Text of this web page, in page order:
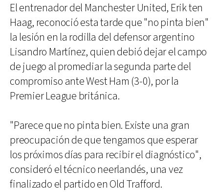
El entrenador del Manchester United, Erik ten
Haag, reconoció esta tarde que "no pinta bien"
la lesión en la rodilla del defensor argentino
Lisandro Martínez, quien debió dejar el campo
de juego al promediar la segunda parte del
compromiso ante West Ham (3-0), por la
Premier League británica.
"Parece que no pinta bien. Existe una gran
preocupación de que tengamos que esperar
los próximos días para recibir el diagnóstico",
consideró el técnico neerlandés, una vez
finalizado el partido en Old Trafford.